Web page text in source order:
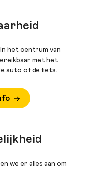
het centrum van
met het
auto of de fiets.
we er alles aan om